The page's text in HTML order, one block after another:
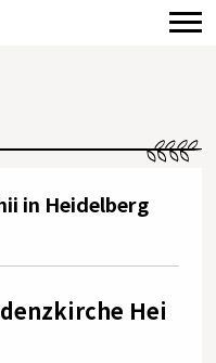
in Heidelberg
Hei